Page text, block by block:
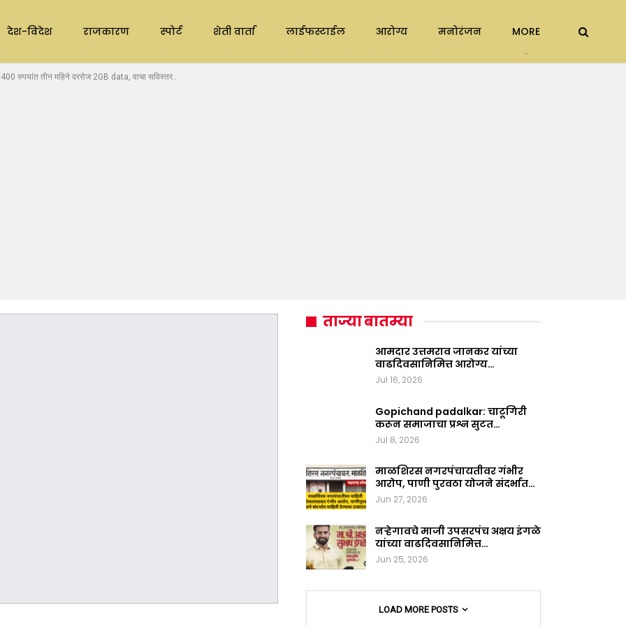
देश-विदेश राजकारण स्पोर्ट शेती वार्ता लाईफस्टाईल आरोग्य मनोरंजन MORE
रुपयांत तीन महिने दररोज 2GB data, वाचा सविस्तर..
ताज्या बातम्या
आमदार उत्तमराव जानकर यांच्या
वाढदिवसानिमित्त आरोग्य…
Jul 16, 2026
Gopichand padalkar: चाटूगिरी
करून समाजाचा प्रश्न सुटत…
Jul 8, 2026
माळशिरस नगरपंचायतीवर गंभीर
आरोप, पाणी पुरवठा योजने संदर्भात…
Jun 27, 2026
नऱ्हेगावचे माजी उपसरपंच अक्षय इंगळे
यांच्या वाढदिवसानिमित्त…
Jun 25, 2026
LOAD MORE POSTS